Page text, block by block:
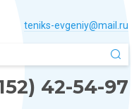
teniks-evgeniy@mail.­ru
42-54-97